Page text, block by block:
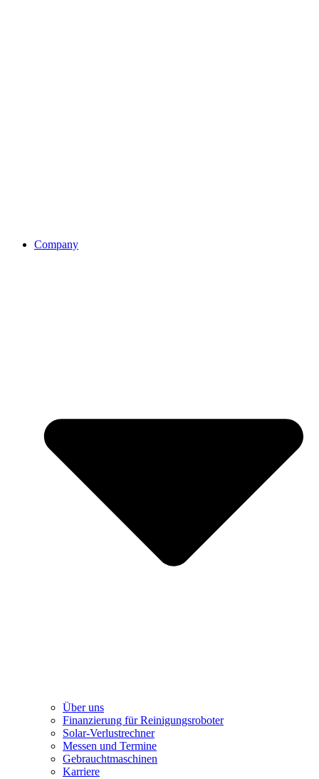
Company
Über uns
Finanzierung für Reinigungsroboter
Solar-Verlustrechner
Messen und Termine
Gebrauchtmaschinen
Karriere